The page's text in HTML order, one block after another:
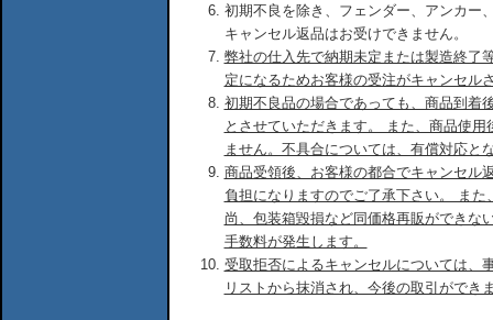
初期不良を除き、フェンダー、アンカー
キャンセル返品はお受けできません。
弊社の仕入先で納期未定または製造終了
定になるためお客様の受注がキャンセル
初期不良品の場合であっても、商品到着
とさせていただきます。 また、商品使
ません。不具合については、有償対応と
商品受領後、お客様の都合でキャンセル
負担になりますのでご了承下さい。 ま
尚、包装箱毀損など同価格再販ができな
手数料が発生します。
受取拒否によるキャンセルについては、
リストから抹消され、今後の取引ができ